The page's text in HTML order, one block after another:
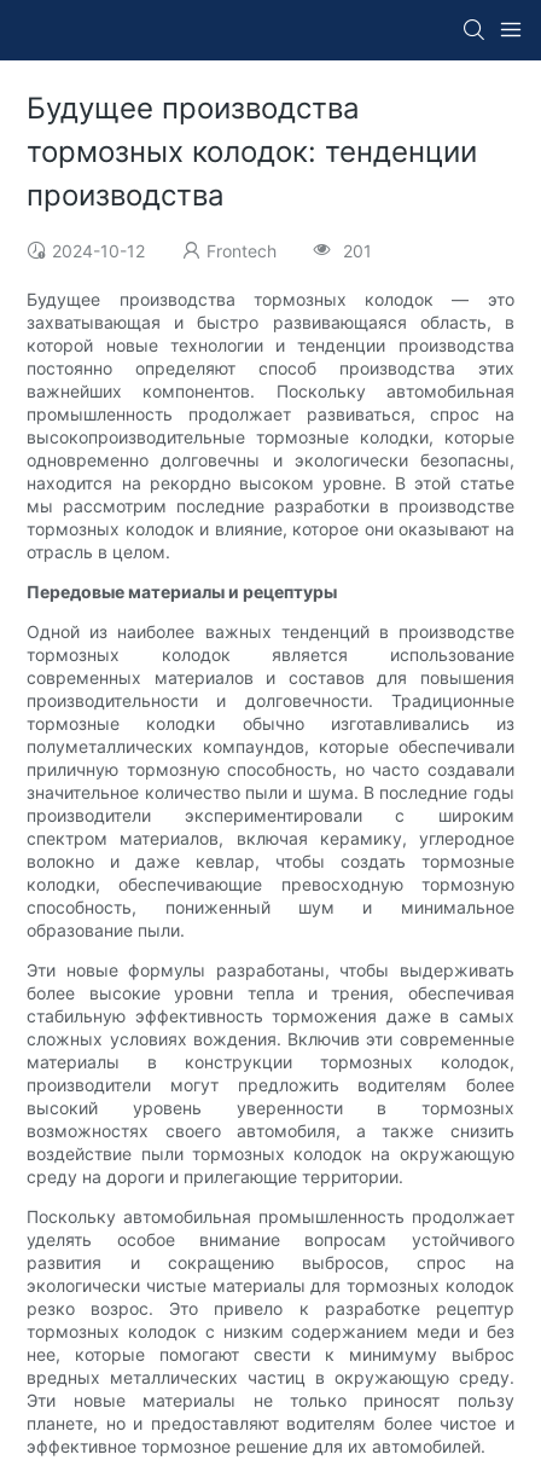
Будущее производства
тормозных колодок: тенденции
производства
2024-10-12 Frontech 201
Будущее производства тормозных колодок — это
захватывающая и быстро развивающаяся область, в
которой новые технологии и тенденции производства
постоянно определяют способ производства этих
важнейших компонентов. Поскольку автомобильная
промышленность продолжает развиваться, спрос на
высокопроизводительные тормозные колодки, которые
одновременно долговечны и экологически безопасны,
находится на рекордно высоком уровне. В этой статье
мы рассмотрим последние разработки в производстве
тормозных колодок и влияние, которое они оказывают на
отрасль в целом.
Передовые материалы и рецептуры
Одной из наиболее важных тенденций в производстве
тормозных колодок является использование
современных материалов и составов для повышения
производительности и долговечности. Традиционные
тормозные колодки обычно изготавливались из
полуметаллических компаундов, которые обеспечивали
приличную тормозную способность, но часто создавали
значительное количество пыли и шума. В последние годы
производители экспериментировали с широким
спектром материалов, включая керамику, углеродное
волокно и даже кевлар, чтобы создать тормозные
колодки, обеспечивающие превосходную тормозную
способность, пониженный шум и минимальное
образование пыли.
Эти новые формулы разработаны, чтобы выдерживать
более высокие уровни тепла и трения, обеспечивая
стабильную эффективность торможения даже в самых
сложных условиях вождения. Включив эти современные
материалы в конструкции тормозных колодок,
производители могут предложить водителям более
высокий уровень уверенности в тормозных
возможностях своего автомобиля, а также снизить
воздействие пыли тормозных колодок на окружающую
среду на дороги и прилегающие территории.
Поскольку автомобильная промышленность продолжает
уделять особое внимание вопросам устойчивого
развития и сокращению выбросов, спрос на
экологически чистые материалы для тормозных колодок
резко возрос. Это привело к разработке рецептур
тормозных колодок с низким содержанием меди и без
нее, которые помогают свести к минимуму выброс
вредных металлических частиц в окружающую среду.
Эти новые материалы не только приносят пользу
планете, но и предоставляют водителям более чистое и
эффективное тормозное решение для их автомобилей.